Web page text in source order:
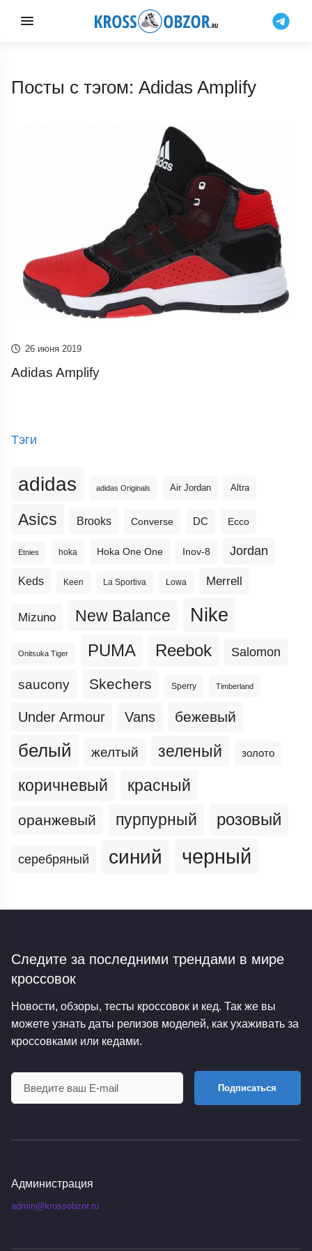
Посты с тэгом: Adidas Amplify
26 июня 2019
Adidas Amplify
Тэги
adidas adidas Originals Air Jordan Altra
Asics Brooks Converse DC Ecco
Etnies hoka Hoka One One Inov-8 Jordan
Keds Keen La Sportiva Lowa Merrell
Mizuno New Balance Nike
Onitsuka Tiger PUMA Reebok Salomon
saucony Skechers Sperry Timberland
Under Armour Vans бежевый
белый желтый зеленый золото
коричневый красный
оранжевый пурпурный розовый
серебряный синий черный
Следите за последними трендами в мире
кроссовок
Новости, обзоры, тесты кроссовок и кед. Так же вы
можете узнать даты релизов моделей, как ухаживать за
кроссовками или кедами.
Подписаться
Администрация
admin@krossobzor.ru